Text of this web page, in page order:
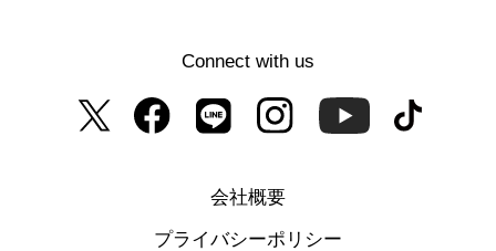
Connect with us
会社概要
プライバシーポリシー